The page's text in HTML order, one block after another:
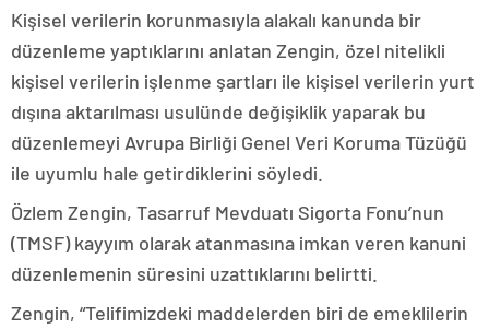
Kişisel verilerin korunmasıyla alakalı kanunda bir
düzenleme yaptıklarını anlatan Zengin, özel nitelikli
kişisel verilerin işlenme şartları ile kişisel verilerin yurt
dışına aktarılması usulünde değişiklik yaparak bu
düzenlemeyi Avrupa Birliği Genel Veri Koruma Tüzüğü
ile uyumlu hale getirdiklerini söyledi.
Özlem Zengin, Tasarruf Mevduatı Sigorta Fonu’nun
(TMSF) kayyım olarak atanmasına imkan veren kanuni
düzenlemenin süresini uzattıklarını belirtti.
Zengin, “Telifimizdeki maddelerden biri de emeklilerin